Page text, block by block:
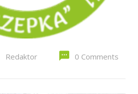
Redaktor 0 Comments